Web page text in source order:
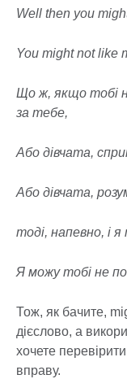
Well then you
You might not like
Що ж, якщо тобі
за тебе,
Або дівчата,
Або дівчата,
тоді, напевно, і
Я можу тобі не
Тож, як бачите,
дієслово, а
хочете
вправу.